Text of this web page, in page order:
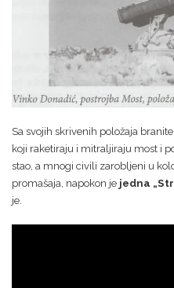
Sa svojih skrivenih položaja
koji raketiraju i mitraljiraju most i
stao, a mnogi civili zarobljeni u
promašaja, napokon je jedna
je.